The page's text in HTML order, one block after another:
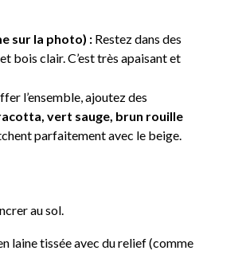
sur la photo) : Restez dans des
bois clair. C’est très apaisant et
l’ensemble, ajoutez des
vert sauge, brun rouille
parfaitement avec le beige.
au sol.
laine tissée avec du relief (comme